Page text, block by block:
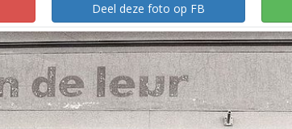
Deel deze foto op FB